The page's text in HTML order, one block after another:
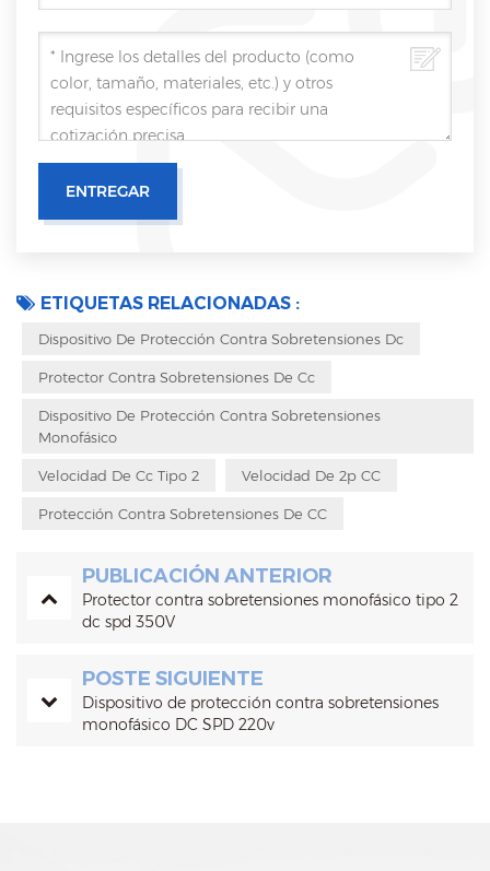
ETIQUETAS RELACIONADAS :
Dispositivo De Protección Contra Sobretensiones Dc
Protector Contra Sobretensiones De Cc
Dispositivo De Protección Contra Sobretensiones
Monofásico
Velocidad De Cc Tipo 2 Velocidad De 2p CC
Protección Contra Sobretensiones De CC
PUBLICACIÓN ANTERIOR
Protector contra sobretensiones monofásico tipo 2
dc spd 350V
POSTE SIGUIENTE
Dispositivo de protección contra sobretensiones
monofásico DC SPD 220v